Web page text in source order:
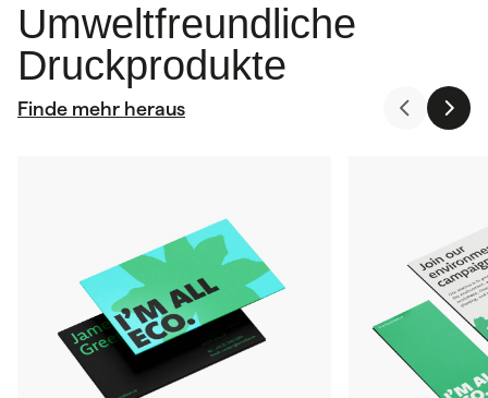
Umweltfreundliche
Druckprodukte
Finde mehr heraus